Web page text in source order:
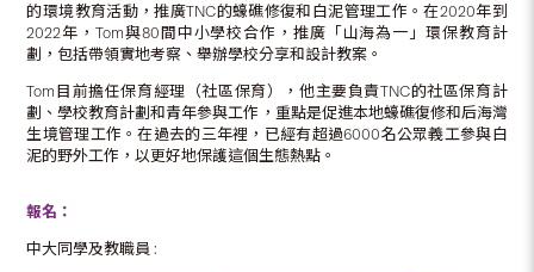
的環境教育活動，推廣TNC的蠔礁修復和白泥管理工作。在2020年到
2022年，Tom與80間中小學校合作，推廣「山海為一」環保教育計
劃，包括帶領實地考察、舉辦學校分享和設計教案。
Tom目前擔任保育經理（社區保育），他主要負責TNC的社區保育計
劃、學校教育計劃和青年參與工作，重點是促進本地蠔礁復修和后海灣
生境管理工作。在過去的三年裡，已經有超過6000名公眾義工參與白
泥的野外工作，以更好地保護這個生態熱點。
報名：
中大同學及教職員 :